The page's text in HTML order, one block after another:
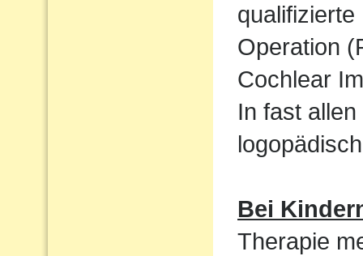
Operation
Cochlear
In fast
Bei
Therapie